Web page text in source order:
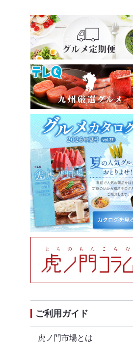
ご利用ガイド
虎ノ門市場とは